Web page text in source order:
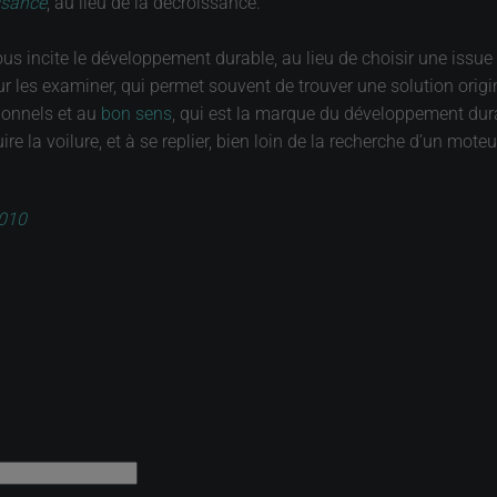
incite le développement durable, au lieu de choisir une issue
les examiner, qui permet souvent de trouver une solution
et au bon sens , qui est la marque du développement
la voilure, et à se replier, bien loin de la recherche d’un